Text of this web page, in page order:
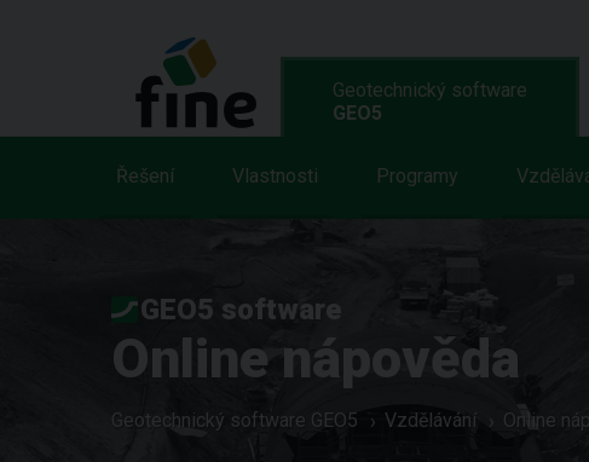
Geotechnický software
GEO5
Řešení Vlastnosti Programy
GEO5 software
Online nápověda
Geotechnický software GEO5 Vzdělávání Online